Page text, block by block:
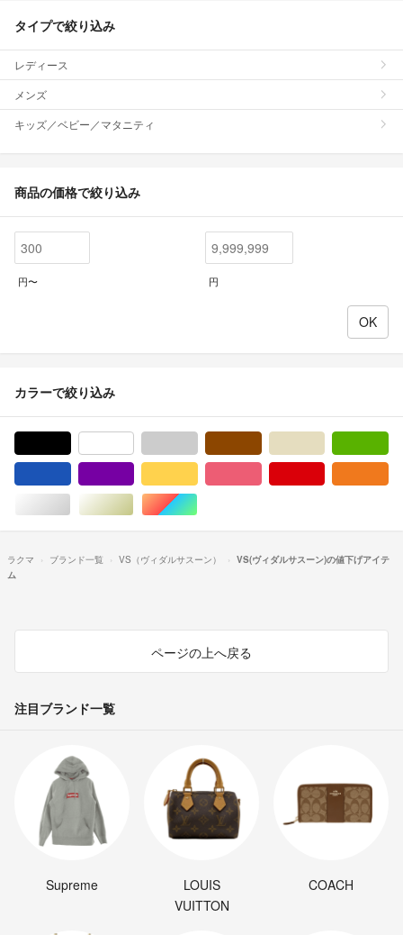
タイプで絞り込み
レディース
メンズ
キッズ／ベビー／マタニティ
商品の価格で絞り込み
円〜 円
カラーで絞り込み
シルバー/銀色系ゴールド/金色系マルチカラー
ラクマ ブランド一覧 VS（ヴィダルサスーン）
VS(ヴィダルサスーン)の値下げアイテ
ム
ページの上へ戻る
注目ブランド一覧
Supreme
LOUIS
VUITTON
COACH